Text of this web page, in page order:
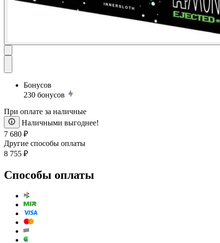
Бонусов
230 бонусов
При оплате за наличные
Наличными выгоднее!
7 680 ₽
Другие способы оплаты
8 755 ₽
Способы оплаты